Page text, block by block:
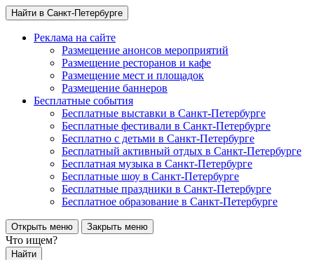
Найти в Санкт-Петербурге
Реклама на сайте
Размещение анонсов мероприятий
Размещение ресторанов и кафе
Размещение мест и площадок
Размещение баннеров
Бесплатные события
Бесплатные выставки в Санкт-Петербурге
Бесплатные фестивали в Санкт-Петербурге
Бесплатно с детьми в Санкт-Петербурге
Бесплатный активный отдых в Санкт-Петербурге
Бесплатная музыка в Санкт-Петербурге
Бесплатные шоу в Санкт-Петербурге
Бесплатные праздники в Санкт-Петербурге
Бесплатное образование в Санкт-Петербурге
Открыть меню Закрыть меню
Что ищем?
Найти